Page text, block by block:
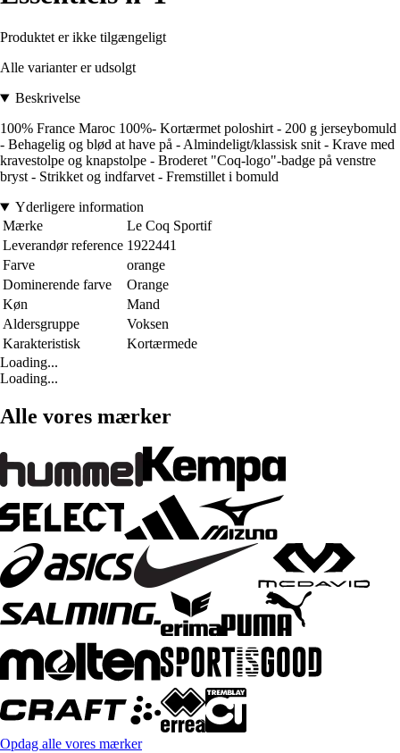
Produktet er ikke tilgængeligt
Alle varianter er udsolgt
Beskrivelse
100% France Maroc 100%- Kortærmet poloshirt - 200 g jerseybomuld
- Behagelig og blød at have på - Almindeligt/klassisk snit - Krave med
kravestolpe og knapstolpe - Broderet "Coq-logo"-badge på venstre
bryst - Strikket og indfarvet - Fremstillet i bomuld
Yderligere information
Mærke
Le Coq Sportif
Leverandør reference 1922441
Farve
orange
Dominerende farve
Orange
Køn
Mand
Aldersgruppe
Voksen
Karakteristisk
Kortærmede
Loading...
Loading...
Alle vores mærker
Opdag alle vores mærker